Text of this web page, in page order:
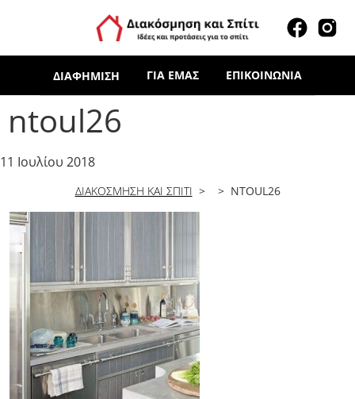
ΔΙΑΦΉΜΙΣΗ ΓΙΑ ΕΜΆΣ ΕΠΙΚΟΙΝΩΝΊΑ
ntoul26
11 Ιουλίου 2018
ΔΙΑΚΟΣΜΗΣΗ ΚΑΙ ΣΠΙΤΙ > > NTOUL26